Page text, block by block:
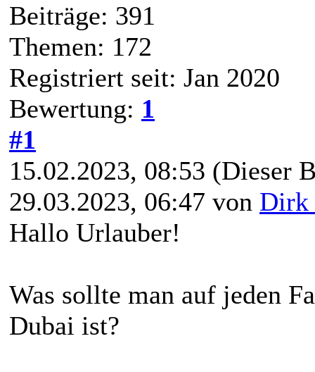
Beiträge: 391
Themen: 172
Registriert seit: Jan 2020
Bewertung: 1
#1
15.02.2023, 08:53 (Dieser
29.03.2023, 06:47 von Dirk
Hallo Urlauber!
Was sollte man auf jeden
Dubai ist?